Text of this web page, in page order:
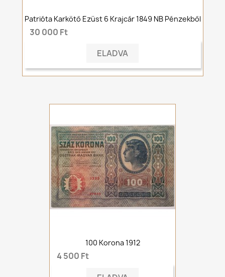
Patrióta Karkötő Ezüst 6 Krajcár 1849 NB Pénzekből
30 000 Ft
ELADVA
100 Korona 1912
4 500 Ft